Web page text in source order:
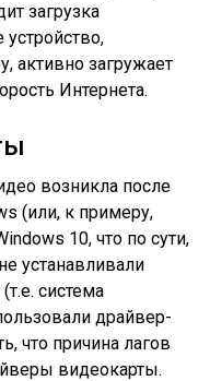
загрузка
активно загружает
Интернета.
возникла после
(или, к примеру,
10, что по сути,
устанавливали
система
драйвер-
что причина лагов
видеокарты.